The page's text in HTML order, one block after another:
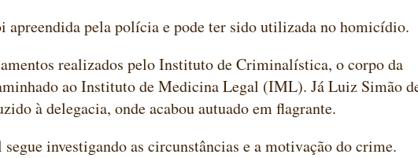
apreendida pela polícia e pode ter sido utilizada no homicídio.
realizados pelo Instituto de Criminalística, o corpo da
ao Instituto de Medicina Legal (IML). Já Luiz Simão
à delegacia, onde acabou autuado em flagrante.
investigando as circunstâncias e a motivação do crime.